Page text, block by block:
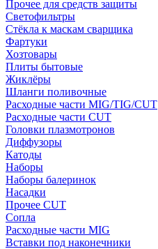
Прочее для средств защиты
Светофильтры
Стёкла к маскам сварщика
Фартуки
Хозтовары
Плиты бытовые
Жиклёры
Шланги поливочные
Расходные части MIG/TIG/CUT
Расходные части CUT
Головки плазмотронов
Диффузоры
Катоды
Наборы
Наборы балеринок
Насадки
Прочее CUT
Сопла
Расходные части MIG
Вставки под наконечники